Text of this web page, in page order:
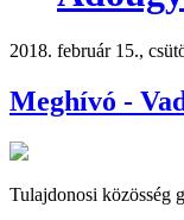
2018. február 15.,
Meghívó -
Tulajdonosi közösség